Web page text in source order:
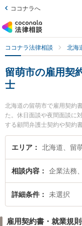
ココナラへ
ココナラ法律相談 北海
留萌市の雇用契
士
北海道の留萌市で雇用契約
た。休日面談や夜間面談に
する顧問弁護士契約や契約
作成等の細かな分野での絞
法律事務所の海北 健太弁
ラブル解決の実績豊富な近
約書・就業規則作成を法律
どでお困りの相談者さんに
エリア 北海道、留
相談内容 企業法務
詳細条件 未選択
雇用契約書・就業規